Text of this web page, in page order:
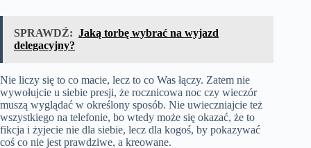
SPRAWDŹ: Jaką torbę wybrać na wyjazd
delegacyjny?
Nie liczy się to co macie, lecz to co Was łączy. Zatem nie
wywołujcie u siebie presji, że rocznicowa noc czy wieczór
muszą wyglądać w określony sposób. Nie uwieczniajcie też
wszystkiego na telefonie, bo wtedy może się okazać, że to
fikcja i żyjecie nie dla siebie, lecz dla kogoś, by pokazywać
coś co nie jest prawdziwe, a kreowane.